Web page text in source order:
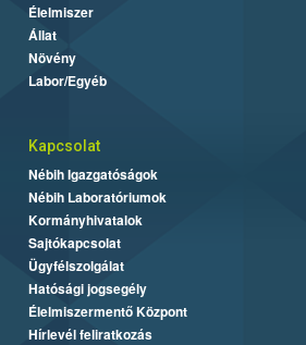
Élelmiszer
Állat
Növény
Labor/Egyéb
Kapcsolat
Nébih Igazgatóságok
Nébih Laboratóriumok
Kormányhivatalok
Sajtókapcsolat
Ügyfélszolgálat
Hatósági jogsegély
Élelmiszermentő Központ
Hírlevél feliratkozás